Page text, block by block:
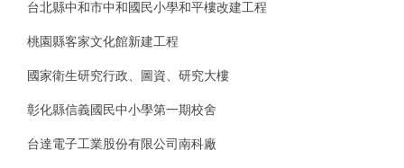
台北縣中和市中和國民小學和平樓改建工程
桃園縣客家文化館新建工程
國家衛生研究行政、圖資、研究大樓
彰化縣信義國民中小學第一期校舍
台達電子工業股份有限公司南科廠